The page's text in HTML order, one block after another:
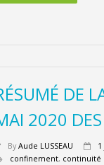
DE
2020 DES
ByAude LUSSEAU
confinement, continuité